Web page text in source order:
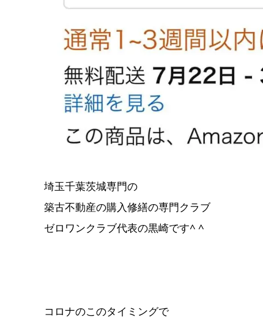
埼玉千葉茨城専門の
築古不動産の購入修繕の専門クラブ
ゼロワンクラブ代表の黒崎です^ ^
コロナのこのタイミングで